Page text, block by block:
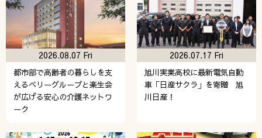
都市部で高齢者の暮らしを支
えるベリーグループと楽生会
が広げる安心の介護ネットワ
ーク
2026.08.07 Fri
旭川実業高校に最新電気自動
車「日産サクラ」を寄贈 旭
川日産！
2026.07.17 Fri